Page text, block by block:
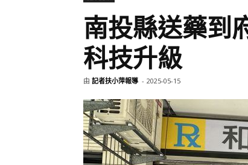
南投縣送藥
科技升級
由 記者扶小萍報導 - 2025-05-15